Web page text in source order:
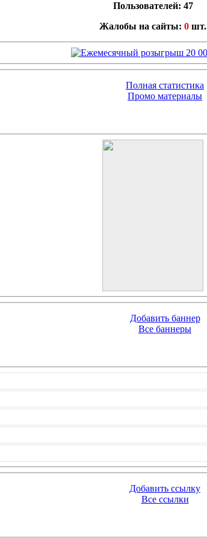
Пользователей: 47
Жалобы на сайты: 0 шт.
Полная статистика
Промо материалы
Добавить баннер
Все баннеры
Добавить ссылку
Все ссылки